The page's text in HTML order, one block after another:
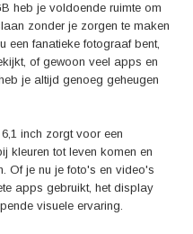
van de iPhone 12 worden
prestaties, de fantastische
Gebruikers zijn vooral
van zowel foto's als
Daarnaast wordt de
ook vaak positief
je een toestel in huis dat niet
is, maar ook qua
paarse kleurenschema en
te bieden heeft. Of je nu
heb je voldoende ruimte om
zonder je zorgen te maken
een fanatieke fotograaf bent,
of gewoon veel apps en
je altijd genoeg geheugen
inch zorgt voor een
kleuren tot leven komen en
Of je nu je foto's en video's
apps gebruikt, het display
visuele ervaring.